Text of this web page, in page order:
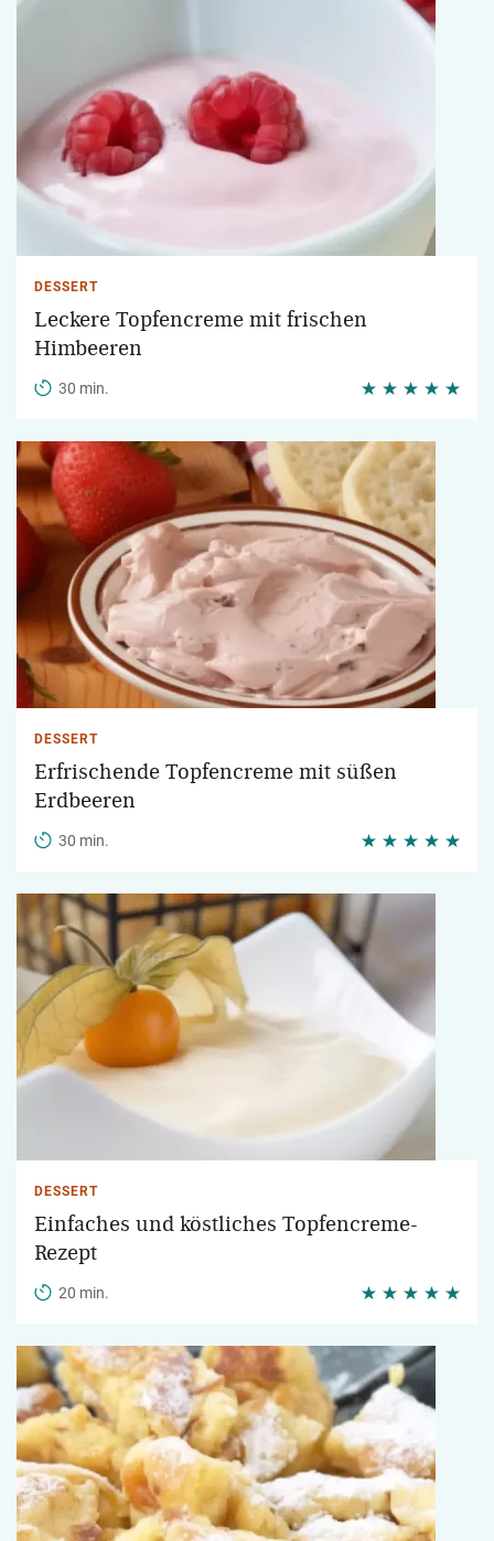
DESSERT
Leckere Topfencreme mit frischen
Himbeeren
30 min.
DESSERT
Erfrischende Topfencreme mit süßen
Erdbeeren
30 min.
DESSERT
Einfaches und köstliches Topfencreme-
Rezept
20 min.